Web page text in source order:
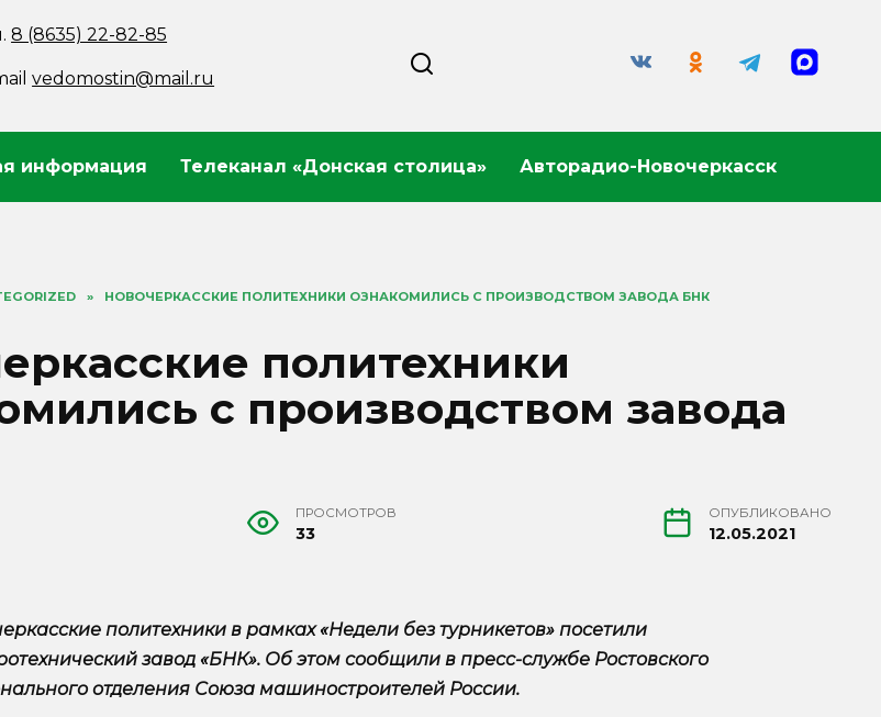
8 (8635) 22-82-85
vedomostin@mail.ru
информация Телеканал «Донская столица» Авторадио-Новочеркасск
» НОВОЧЕРКАССКИЕ ПОЛИТЕХНИКИ ОЗНАКОМИЛИСЬ С ПРОИЗВОДСТВОМ ЗАВОДА БНК
политехники
с производством завода
ПРОСМОТРОВ
33
ОПУБЛИКОВАНО
12.05.2021
политехники в рамках «Недели без турникетов» посетили
завод «БНК». Об этом сообщили в пресс-службе Ростовского
отделения Союза машиностроителей России.